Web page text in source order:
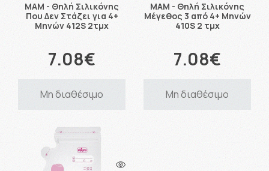
MAM - Θηλή Σιλικόνης
Που Δεν Στάζει για 4+
Μηνών 412S 2τμχ
7.08€
Μη διαθέσιμο
MAM - Θηλή Σιλικόνης
Μέγεθος 3 από 4+ Μηνών
410S 2 τμχ
7.08€
Μη διαθέσιμο